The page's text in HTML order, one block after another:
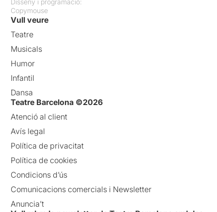
Disseny i programació:
Copymouse
Vull veure
Teatre
Musicals
Humor
Infantil
Dansa
Teatre Barcelona ©2026
Atenció al client
Avís legal
Política de privacitat
Política de cookies
Condicions d’ús
Comunicacions comercials i Newsletter
Anuncia’t